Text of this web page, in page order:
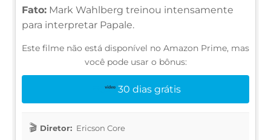
Fato: Mark Wahlberg treinou intensamente
para interpretar Papale.
Este filme não está disponível no Amazon Prime, mas
você pode usar o bônus:
30 dias grátis
Diretor: Ericson Core